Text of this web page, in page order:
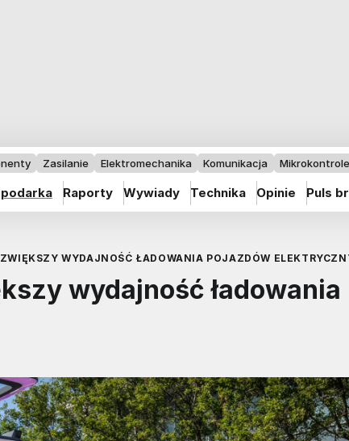
Zasilanie Elektromechanika Komunikacja
Raporty Wywiady Technika Opinie Puls
WYDAJNOŚĆ ŁADOWANIA POJAZDÓW
wydajność ładowania